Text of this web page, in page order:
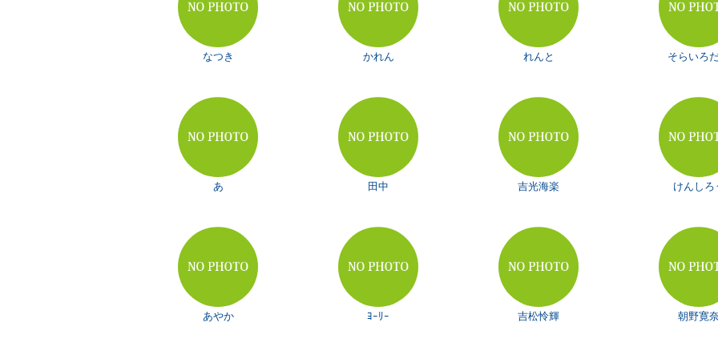
なつき かれん れんと そらいろ
あ 田中 吉光海楽 けんしろ
あやか ﾖｰﾘｰ 吉松怜輝 朝野寛